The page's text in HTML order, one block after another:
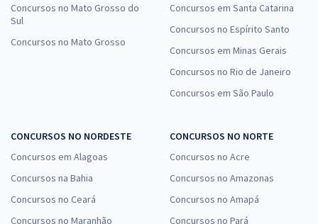
Concursos no Mato Grosso do
Sul
Concursos no Mato Grosso
Concursos em Santa Catarina
Concursos no Espírito Santo
Concursos em Minas Gerais
Concursos no Rio de Janeiro
Concursos em São Paulo
CONCURSOS NO NORDESTE
Concursos em Alagoas
Concursos na Bahia
Concursos no Ceará
Concursos no Maranhão
CONCURSOS NO NORTE
Concursos no Acre
Concursos no Amazonas
Concursos no Amapá
Concursos no Pará